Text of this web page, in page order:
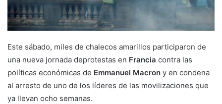
Este sábado, miles de chalecos amarillos participaron de
una nueva jornada deprotestas en Francia contra las
políticas económicas de Emmanuel Macron y en condena
al arresto de uno de los líderes de las movilizaciones que
ya llevan ocho semanas.